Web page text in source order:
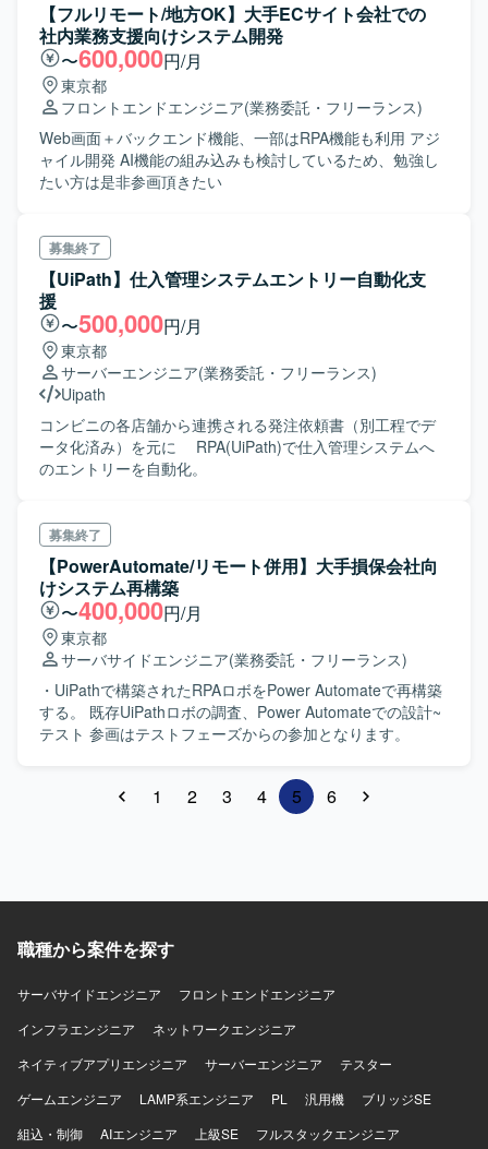
【フルリモート/地方OK】大手ECサイト会社での
社内業務支援向けシステム開発
〜600,000円/月
東京都
フロントエンドエンジニア(業務委託・フリーランス)
Web画面＋バックエンド機能、一部はRPA機能も利用 アジ
ャイル開発 AI機能の組み込みも検討しているため、勉強し
たい方は是非参画頂きたい
募集終了
【UiPath】仕入管理システムエントリー自動化支
援
〜500,000円/月
東京都
サーバーエンジニア(業務委託・フリーランス)
Uipath
コンビニの各店舗から連携される発注依頼書（別工程でデ
ータ化済み）を元に RPA(UiPath)で仕入管理システムへ
のエントリーを自動化。
募集終了
【PowerAutomate/リモート併用】大手損保会社向
けシステム再構築
〜400,000円/月
東京都
サーバサイドエンジニア(業務委託・フリーランス)
・UiPathで構築されたRPAロボをPower Automateで再構築
する。 既存UiPathロボの調査、Power Automateでの設計~
テスト 参画はテストフェーズからの参加となります。
1 2 3 4 5 6
職種から案件を探す
サーバサイドエンジニア
フロントエンドエンジニア
インフラエンジニア
ネットワークエンジニア
ネイティブアプリエンジニア
サーバーエンジニア
テスター
ゲームエンジニア
LAMP系エンジニア PL 汎用機
ブリッジSE
組込・制御
AIエンジニア 上級SE
フルスタックエンジニア